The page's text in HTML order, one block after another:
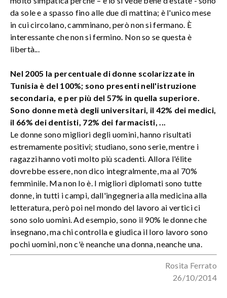
da sole e a spasso fino alle due di mattina; è l'unico mese
in cui circolano, camminano, però non si fermano. È
interessante che non si fermino. Non so se questa è
libertà...
Nel 2005 la percentuale di donne scolarizzate in
Tunisia è del 100%; sono presenti nell'istruzione
secondaria, e per più del 57% in quella superiore.
Sono donne metà degli universitari, il 42% dei medici,
il 66% dei dentisti, 72% dei farmacisti, ...
Le donne sono migliori degli uomini, hanno risultati
estremamente positivi; studiano, sono serie, mentre i
ragazzi hanno voti molto più scadenti. Allora l'élite
dovrebbe essere, non dico integralmente, ma al 70%
femminile. Ma non lo è. I migliori diplomati sono tutte
donne, in tutti i campi, dall'ingegneria alla medicina alla
letteratura, però poi nel mondo del lavoro ai vertici ci
sono solo uomini. Ad esempio, sono il 90% le donne che
insegnano, ma chi controlla e giudica il loro lavoro sono
pochi uomini, non c'è neanche una donna, neanche una.
Rosita Ferrato
26/10/2014